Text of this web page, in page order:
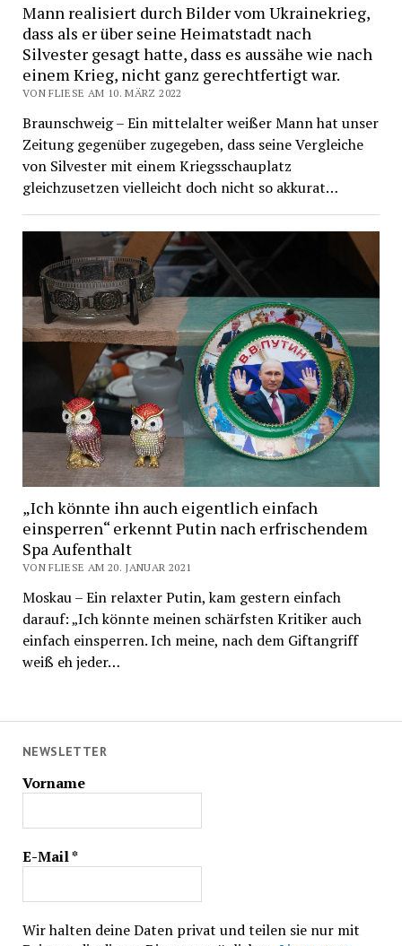
NEWSLETTER
Vorname
E-Mail*
Wir halten deine Daten privat und teilen sie nur mit
Mann realisiert durch Bilder vom Ukrainekrieg,
dass als er über seine Heimatstadt nach
Silvester gesagt hatte, dass es aussähe wie nach
einem Krieg, nicht ganz gerechtfertigt war.
VON FLIESE AM 10. MÄRZ 2022
Braunschweig – Ein mittelalter weißer Mann hat unser
Zeitung gegenüber zugegeben, dass seine Vergleiche
von Silvester mit einem Kriegsschauplatz
gleichzusetzen vielleicht doch nicht so akkurat…
„Ich könnte ihn auch eigentlich einfach
einsperren“ erkennt Putin nach erfrischendem
Spa Aufenthalt
VON FLIESE AM 20. JANUAR 2021
Moskau – Ein relaxter Putin, kam gestern einfach
darauf: „Ich könnte meinen schärfsten Kritiker auch
einfach einsperren. Ich meine, nach dem Giftangriff
weiß eh jeder…